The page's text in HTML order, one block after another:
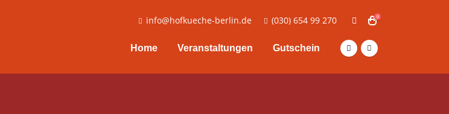
info@hofkueche-berlin.de (030) 654 99 270 0
Home Veranstaltungen Gutschein